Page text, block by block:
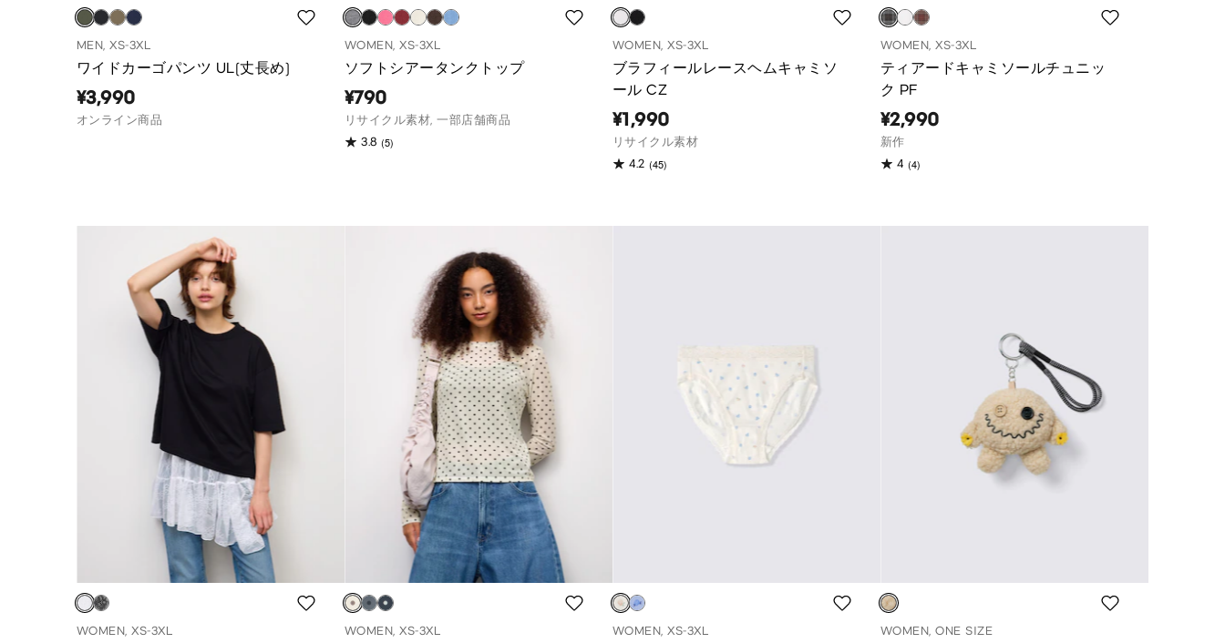
MEN, XS-3XL
ワイドカーゴパンツ UL(丈長め)
¥3,990
オンライン商品
WOMEN, XS-3XL
ソフトシアータンクトップ
¥790
リサイクル素材, 一部店舗商品
3.8 (5)
WOMEN, XS-3XL
ブラフィールレースヘムキャミソ
ール CZ
¥1,990
リサイクル素材
4.2 (45)
WOMEN, XS-3XL
ティアードキャミソールチュニッ
ク PF
¥2,990
新作
4 (4)
WOMEN, XS-3XL WOMEN, XS-3XL WOMEN, XS-3XL WOMEN, ONE SIZE